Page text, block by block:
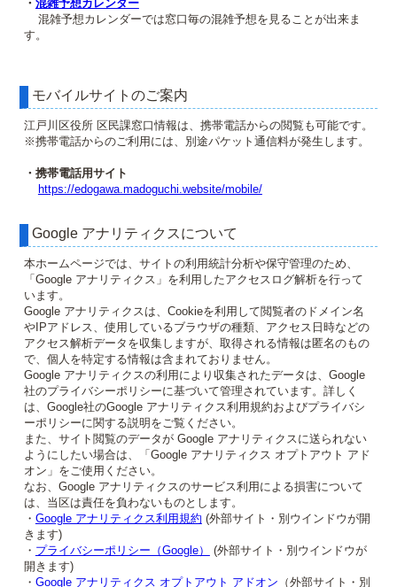
・ 混雑予想カレンダー
混雑予想カレンダーでは窓口毎の混雑予想を見ることが出来ま
す。
モバイルサイトのご案内
江戸川区役所 区民課窓口情報は、携帯電話からの閲覧も可能です。
※携帯電話からのご利用には、別途パケット通信料が発生します。
・携帯電話用サイト
https://edogawa.madoguchi.website/mobile/
Google アナリティクスについて
本ホームページでは、サイトの利用統計分析や保守管理のため、
「Google アナリティクス」を利用したアクセスログ解析を行って
います。
Google アナリティクスは、Cookieを利用して閲覧者のドメイン名
やIPアドレス、使用しているブラウザの種類、アクセス日時などの
アクセス解析データを収集しますが、取得される情報は匿名のもの
で、個人を特定する情報は含まれておりません。
Google アナリティクスの利用により収集されたデータは、Google
社のプライバシーポリシーに基づいて管理されています。詳しく
は、Google社のGoogle アナリティクス利用規約およびプライバシ
ーポリシーに関する説明をご覧ください。
また、サイト閲覧のデータが Google アナリティクスに送られない
ようにしたい場合は、「Google アナリティクス オプトアウト アド
オン」をご使用ください。
なお、Google アナリティクスのサービス利用による損害について
は、当区は責任を負わないものとします。
・ Google アナリティクス利用規約 (外部サイト・別ウインドウが開
きます)
・ プライバシーポリシー（Google）
(外部サイト・別ウインドウが
開きます)
・ Google アナリティクス オプトアウト アドオン （外部サイト・別